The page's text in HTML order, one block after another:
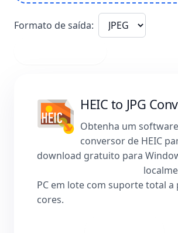
Formato de saída:
HEIC to JPG
Obtenha um software
conversor de HEIC
download gratuito para
PC em lote com suporte total a
cores.